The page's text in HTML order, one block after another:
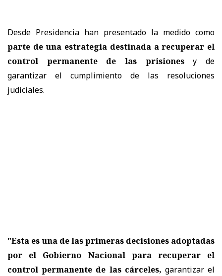
Desde Presidencia han presentado la medido como
parte de una estrategia destinada a recuperar el
control permanente de las prisionesy de
garantizar el cumplimiento de las resoluciones
judiciales.
"Esta es una de las primeras decisiones adoptadas
por el Gobierno Nacional para recuperar el
control permanente de las cárceles, garantizar el